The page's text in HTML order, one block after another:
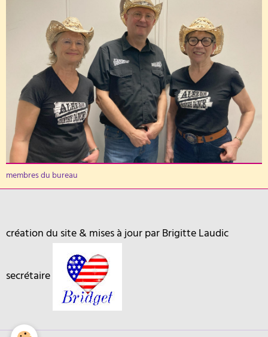
membres du bureau
création du site & mises à jour par Brigitte Laudic
secrétaire